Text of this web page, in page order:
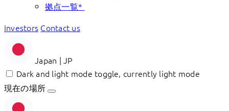
拠点一覧*
Investors Contact us
Japan | JP
Dark and light mode toggle, currently light mode
現在の場所